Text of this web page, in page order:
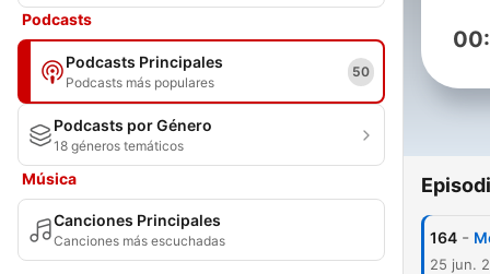
Podcasts
Podcasts Principales
Podcasts más populares
50
Podcasts por Género
18 géneros temáticos
Música
Canciones Principales
Canciones más escuchadas 164 -
25 jun.